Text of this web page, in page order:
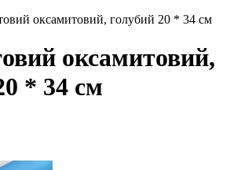
оксамитовий, голубий 20 * 34 см
оксамитовий,
* 34 см